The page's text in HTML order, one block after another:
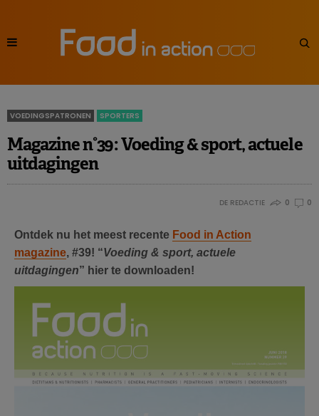
VOEDINGSPATRONEN SPORTERS
Magazine n°39: Voeding & sport, actuele
uitdagingen
DE REDACTIE 0 0
Ontdek nu het meest recente Food in Action
magazine, #39! “Voeding & sport, actuele
uitdagingen” hier te downloaden!